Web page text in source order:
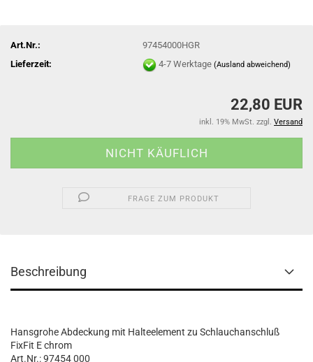
Art.Nr.:
97454000HGR
Lieferzeit:
4-7 Werktage(Ausland abweichend)
22,80 EUR
inkl. 19% MwSt. zzgl. Versand
FRAGE ZUM PRODUKT
Beschreibung
Hansgrohe Abdeckung mit Halteelement zu Schlauchanschluß
FixFit E chrom
Art.Nr.: 97454 000